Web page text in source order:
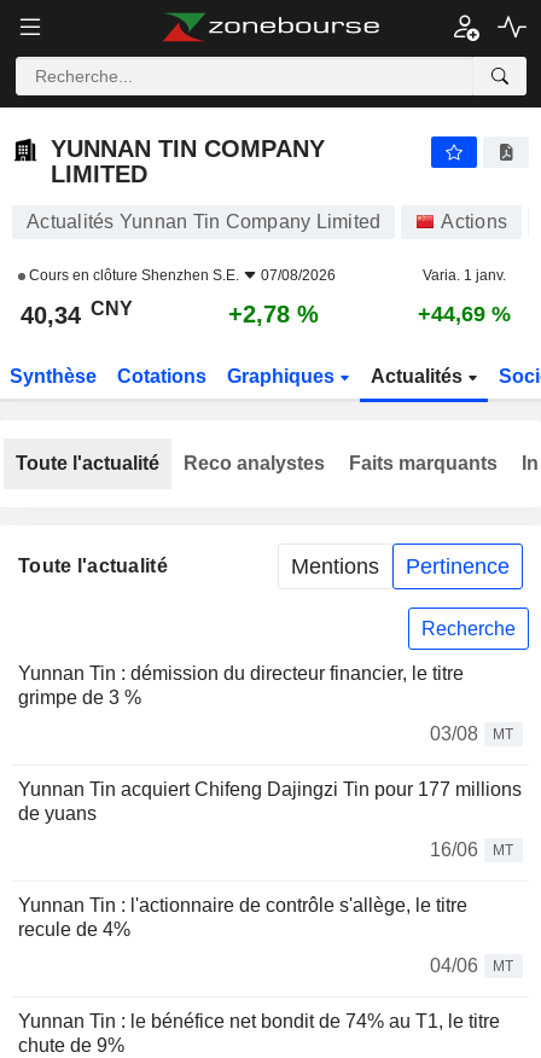
YUNNAN TIN COMPANY
LIMITED
Actualités Yunnan Tin Company Limited Actions
Cours en clôture Shenzhen S.E. 07/08/2026 Varia. 1 janv.
40,34 CNY +2,78 % +44,69 %
Synthèse Cotations Graphiques Actualités
Toute l'actualité Mentions Pertinence
Recherche
Yunnan Tin : démission du directeur financier, le titre
grimpe de 3 %
03/08
MT
Yunnan Tin acquiert Chifeng Dajingzi Tin pour 177 millions
de yuans
16/06
MT
Yunnan Tin : l'actionnaire de contrôle s'allège, le titre
recule de 4%
04/06
MT
Yunnan Tin : le bénéfice net bondit de 74% au T1, le titre
chute de 9%
Toute l'actualité Reco analystes Faits marquants